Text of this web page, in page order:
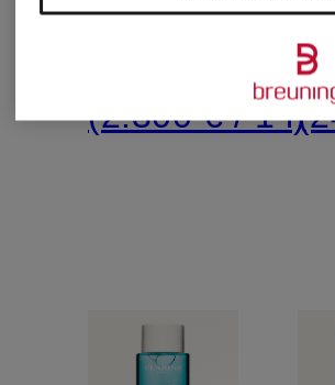
SERUM
(2.300 € / 1 l)